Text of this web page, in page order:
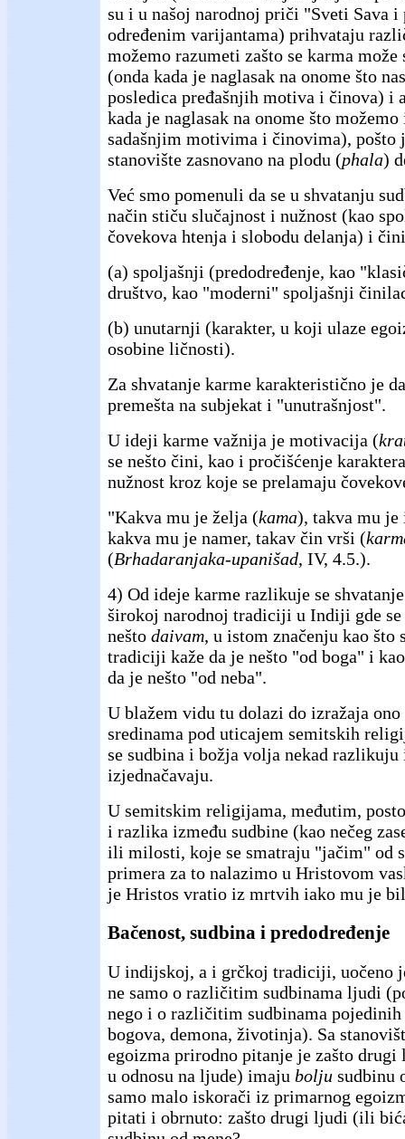
su i u našoj narodnoj priči "Sveti Sava i
određenim varijantama) prihvataju
možemo razumeti zašto se karma
(onda kada je naglasak na onome što
posledica pređašnjih motiva i činova) i
kada je naglasak na onome što
sadašnjim motivima i činovima), pošto
stanovište zasnovano na plodu (phala)
Već smo pomenuli da se u shvatanju
način stiču slučajnost i nužnost (kao
čovekova htenja i slobodu delanja) i
(a) spoljašnji (predodređenje, kao
društvo, kao "moderni" spoljašnji
(b) unutarnji (karakter, u koji ulaze
osobine ličnosti).
Za shvatanje karme karakteristično je
premešta na subjekat i "unutrašnjost".
U ideji karme važnija je motivacija (
se nešto čini, kao i pročišćenje
nužnost kroz koje se prelamaju
"Kakva mu je želja (kama), takva mu je
kakva mu je namer, takav čin vrši (
(Brhadaranjaka-upanišad, IV, 4.5.).
4) Od ideje karme razlikuje se
širokoj narodnoj tradiciji u Indiji gde se
nešto daivam, u istom značenju kao što
tradiciji kaže da je nešto "od boga" i
da je nešto "od neba".
U blažem vidu tu dolazi do izražaja
sredinama pod uticajem semitskih
se sudbina i božja volja nekad razlikuju
izjednačavaju.
U semitskim religijama, međutim,
i razlika između sudbine (kao nečeg
ili milosti, koje se smatraju "jačim" od
primera za to nalazimo u Hristovom
je Hristos vratio iz mrtvih iako mu je
Bačenost, sudbina i predodređenje
U indijskoj, a i grčkoj tradiciji, uočeno
ne samo o različitim sudbinama ljudi
nego i o različitim sudbinama
bogova, demona, životinja). Sa
egoizma prirodno pitanje je zašto
u odnosu na ljude) imaju bolju sudbinu
samo malo iskorači iz primarnog
pitati i obrnuto: zašto drugi ljudi (ili